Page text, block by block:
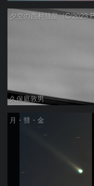
久保庭敦男
月・彗・金